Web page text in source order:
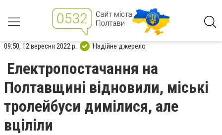
09:50, 12 вересня 2022 р. Надійне джерело
Електропостачання на
Полтавщині відновили, міські
тролейбуси димілися, але
вціліли